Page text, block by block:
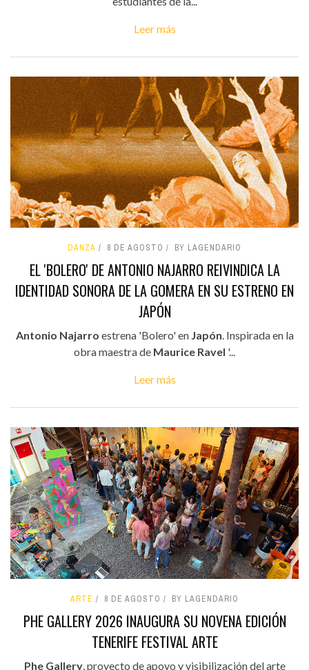
Leer más
DANZA 8 DE AGOSTO BY LAGENDARIO
EL 'BOLERO' DE ANTONIO NAJARRO REIVINDICA LA
IDENTIDAD SONORA DE LA GOMERA EN SU ESTRENO EN
JAPÓN
Antonio Najarro estrena 'Bolero' en Japón. Inspirada en la
obra maestra de Maurice Ravel '...
Leer más
ARTE 8 DE AGOSTO BY LAGENDARIO
PHE GALLERY 2026 INAUGURA SU NOVENA EDICIÓN
TENERIFE FESTIVAL ARTE
Phe Gallery, proyecto de apoyo y visibilización del arte